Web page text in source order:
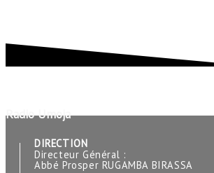
Radio Umoja
DIRECTION
Directeur Général :
Abbé Prosper RUGAMBA BIRASSA